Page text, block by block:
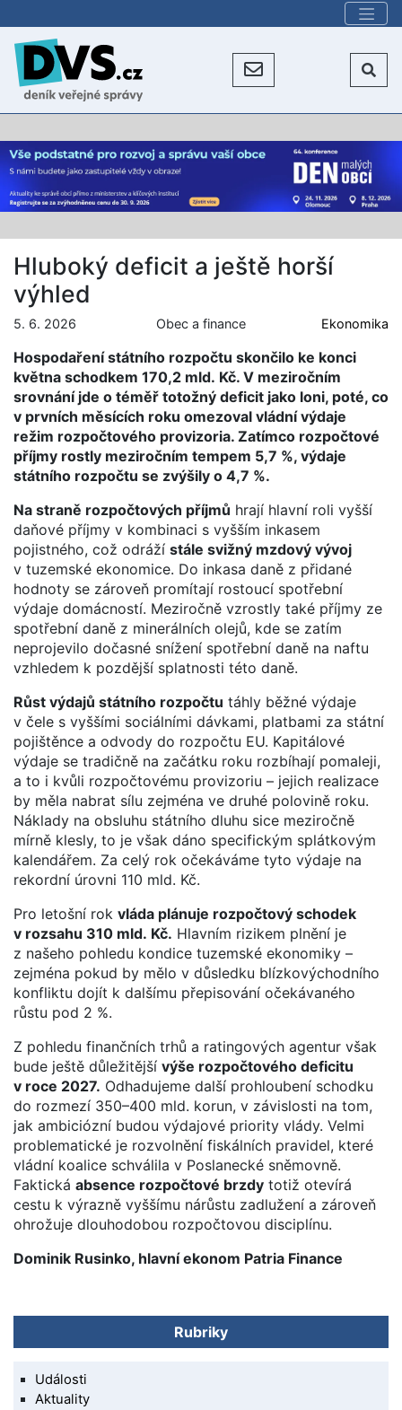
Hluboký deficit a ještě horší
výhled
5. 6. 2026 Obec a finance Ekonomika
Hospodaření státního rozpočtu skončilo ke konci
května schodkem 170,2 mld. Kč. V meziročním
srovnání jde o téměř totožný deficit jako loni, poté, co
v prvních měsících roku omezoval vládní výdaje
režim rozpočtového provizoria. Zatímco rozpočtové
příjmy rostly meziročním tempem 5,7 %, výdaje
státního rozpočtu se zvýšily o 4,7 %.
Na straně rozpočtových příjmů hrají hlavní roli vyšší
daňové příjmy v kombinaci s vyšším inkasem
pojistného, což odráží stále svižný mzdový vývoj
v tuzemské ekonomice. Do inkasa daně z přidané
hodnoty se zároveň promítají rostoucí spotřební
výdaje domácností. Meziročně vzrostly také příjmy ze
spotřební daně z minerálních olejů, kde se zatím
neprojevilo dočasné snížení spotřební daně na naftu
vzhledem k pozdější splatnosti této daně.
Růst výdajů státního rozpočtu táhly běžné výdaje
v čele s vyššími sociálními dávkami, platbami za státní
pojištěnce a odvody do rozpočtu EU. Kapitálové
výdaje se tradičně na začátku roku rozbíhají pomaleji,
a to i kvůli rozpočtovému provizoriu – jejich realizace
by měla nabrat sílu zejména ve druhé polovině roku.
Náklady na obsluhu státního dluhu sice meziročně
mírně klesly, to je však dáno specifickým splátkovým
kalendářem. Za celý rok očekáváme tyto výdaje na
rekordní úrovni 110 mld. Kč.
Pro letošní rok vláda plánuje rozpočtový schodek
v rozsahu 310 mld. Kč. Hlavním rizikem plnění je
z našeho pohledu kondice tuzemské ekonomiky –
zejména pokud by mělo v důsledku blízkovýchodního
konfliktu dojít k dalšímu přepisování očekávaného
růstu pod 2 %.
Z pohledu finančních trhů a ratingových agentur však
bude ještě důležitější výše rozpočtového deficitu
v roce 2027. Odhadujeme další prohloubení schodku
do rozmezí 350–400 mld. korun, v závislosti na tom,
jak ambiciózní budou výdajové priority vlády. Velmi
problematické je rozvolnění fiskálních pravidel, které
vládní koalice schválila v Poslanecké sněmovně.
Faktická absence rozpočtové brzdy totiž otevírá
cestu k výrazně vyššímu nárůstu zadlužení a zároveň
ohrožuje dlouhodobou rozpočtovou disciplínu.
Dominik Rusinko, hlavní ekonom Patria Finance
Rubriky
Události
Aktuality